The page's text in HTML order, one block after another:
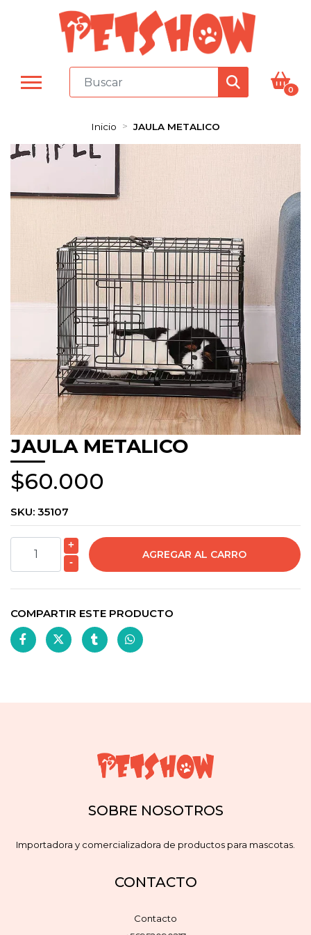
0
Inicio JAULA METALICO
JAULA METALICO
$60.000
SKU: 35107
+
-
COMPARTIR ESTE PRODUCTO
SOBRE NOSOTROS
Importadora y comercializadora de productos para mascotas.
CONTACTO
Contacto